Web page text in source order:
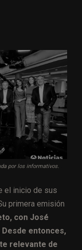
por los informativos.
el inicio de sus
primera emisión
con José
entonces,
relevante de